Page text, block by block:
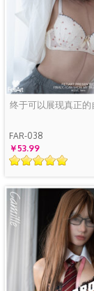
终于可以展现真正的
FAR-038
￥53.99